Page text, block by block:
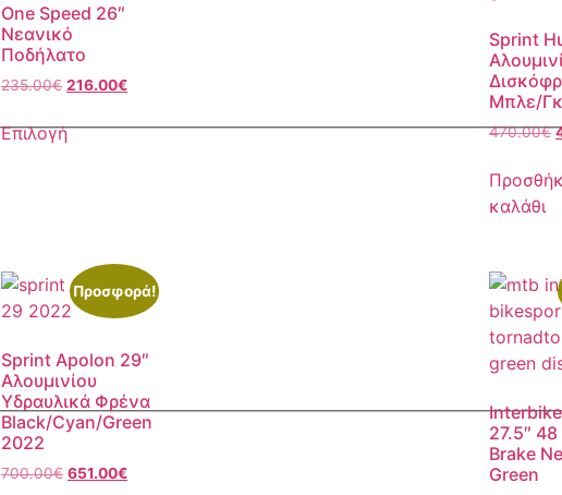
One Speed 26″
Νεανικό
Ποδήλατο
235.00€ 216.00€
Επιλογή
Sprint
Μπλε/
470.00€
καλάθι
Προσφορά!
Sprint Apolon 29″
Αλουμινίου
Υδραυλικά Φρένα
Black/Cyan/Green
2022
700.00€ 651.00€
27.5″
Brake
Green